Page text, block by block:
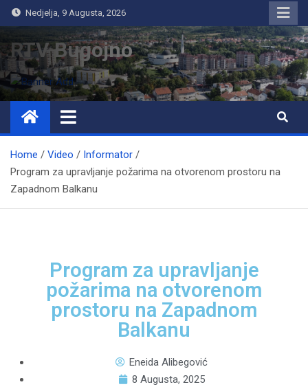
Nedjelja, 9 Augusta, 2026
RTV Bugojno
Home Video
Informator
Program za upravljanje požarima na otvorenom prostoru na
Zapadnom Balkanu
Program za upravljanje
požarima na otvorenom
prostoru na Zapadnom
Balkanu
Eneida Alibegović
8 Augusta, 2025